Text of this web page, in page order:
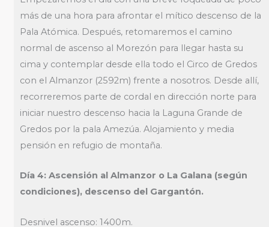
más de una hora para afrontar el mítico descenso de la
Pala Atómica. Después, retomaremos el camino
normal de ascenso al Morezón para llegar hasta su
cima y contemplar desde ella todo el Circo de Gredos
con el Almanzor (2592m) frente a nosotros. Desde allí,
recorreremos parte de cordal en dirección norte para
iniciar nuestro descenso hacia la Laguna Grande de
Gredos por la pala Amezúa. Alojamiento y media
pensión en refugio de montaña.
Día 4: Ascensión al Almanzor o La Galana (según
condiciones), descenso del Gargantón.
Desnivel ascenso: 1400m.